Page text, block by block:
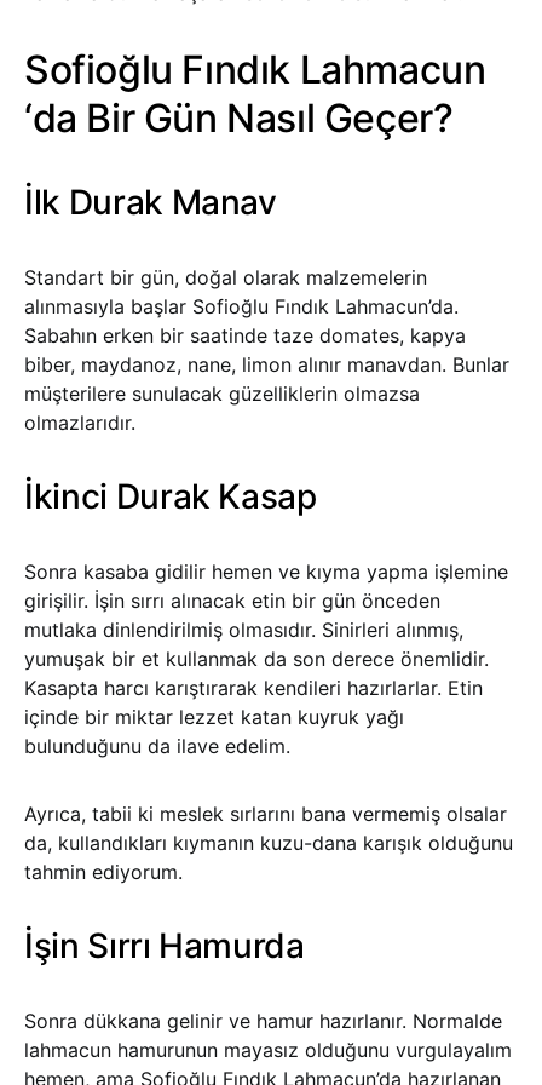
Sofioğlu Fındık Lahmacun
‘da Bir Gün Nasıl Geçer?
İlk Durak Manav
Standart bir gün, doğal olarak malzemelerin
alınmasıyla başlar Sofioğlu Fındık Lahmacun’da.
Sabahın erken bir saatinde taze domates, kapya
biber, maydanoz, nane, limon alınır manavdan. Bunlar
müşterilere sunulacak güzelliklerin olmazsa
olmazlarıdır.
İkinci Durak Kasap
Sonra kasaba gidilir hemen ve kıyma yapma işlemine
girişilir. İşin sırrı alınacak etin bir gün önceden
mutlaka dinlendirilmiş olmasıdır. Sinirleri alınmış,
yumuşak bir et kullanmak da son derece önemlidir.
Kasapta harcı karıştırarak kendileri hazırlarlar. Etin
içinde bir miktar lezzet katan kuyruk yağı
bulunduğunu da ilave edelim.
Ayrıca, tabii ki meslek sırlarını bana vermemiş olsalar
da, kullandıkları kıymanın kuzu-dana karışık olduğunu
tahmin ediyorum.
İşin Sırrı Hamurda
Sonra dükkana gelinir ve hamur hazırlanır. Normalde
lahmacun hamurunun mayasız olduğunu vurgulayalım
hemen, ama Sofioğlu Fındık Lahmacun’da hazırlanan